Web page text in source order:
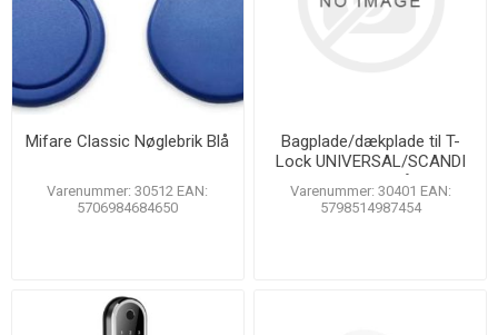
Mifare Classic Nøglebrik Blå
Varenummer: 30512 EAN:
5706984684650
Bagplade/dækplade til T-
Lock UNIVERSAL/SCANDI
39mm, rustfrit stål, 2 stk.
Varenummer: 30401 EAN:
5798514987454